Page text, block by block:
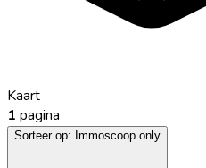
Kaart
1 pagina
Sorteer op: Immoscoop only